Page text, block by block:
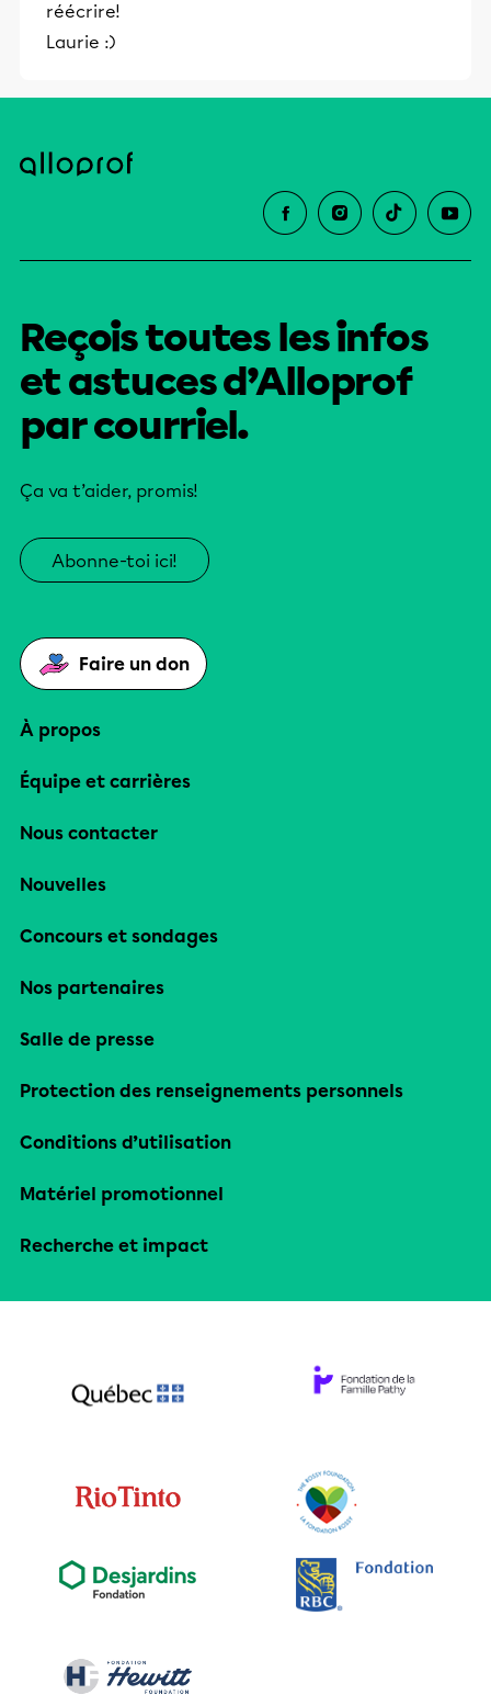
réécrire!
Laurie :)
Reçois toutes les infos
et astuces d’Alloprof
par courriel.
Ça va t’aider, promis!
Abonne-toi ici!
Faire un don
À propos
Équipe et carrières
Nous contacter
Nouvelles
Concours et sondages
Nos partenaires
Salle de presse
Protection des renseignements personnels
Conditions d’utilisation
Matériel promotionnel
Recherche et impact